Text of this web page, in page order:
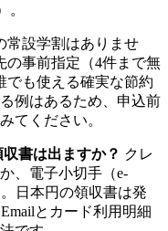
。
常設学割はありませ
の事前指定（4件まで無
でも使える確実な節約
例はあるため、申込前
てください。
書は出ますか？ クレ
、電子小切手（e-
日本円の領収書は発
とカード利用明細